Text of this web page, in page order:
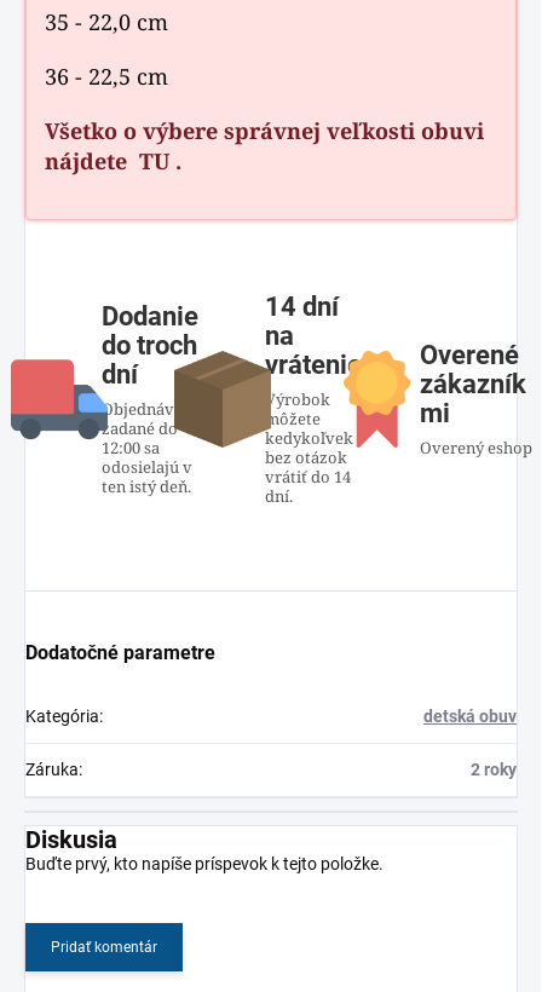
35 - 22,0 cm
36 - 22,5 cm
Všetko o výbere správnej veľkosti obuvi
nájdete TU.
Dodanie
do troch
dní
Objednávky
zadané do
12:00 sa
odosielajú v
ten istý deň.
14 dní
na
vrátenie
Výrobok
môžete
kedykoľvek
bez otázok
vrátiť do 14
dní.
Overené
zákazník
mi
Overený eshop
Dodatočné parametre
Kategória: detská obuv
Záruka: 2 roky
Diskusia
Buďte prvý, kto napíše príspevok k tejto položke.
Pridať komentár